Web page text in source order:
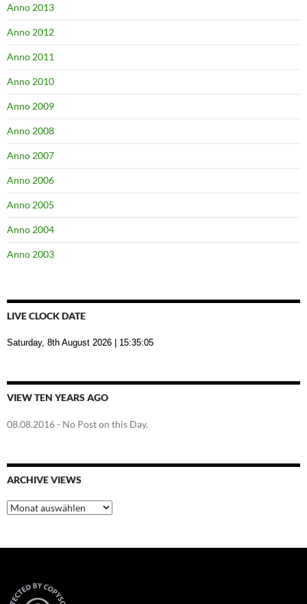
Anno 2013
Anno 2012
Anno 2011
Anno 2010
Anno 2009
Anno 2008
Anno 2007
Anno 2006
Anno 2005
Anno 2004
Anno 2003
LIVE CLOCK DATE
Saturday, 8th August 2026 | 15:35:06
VIEW TEN YEARS AGO
08.08.2016- No Post on this Day.
ARCHIVE VIEWS
Archive
Views